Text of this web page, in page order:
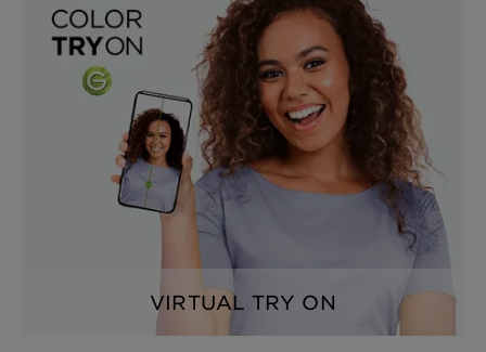
VIRTUAL TRY ON